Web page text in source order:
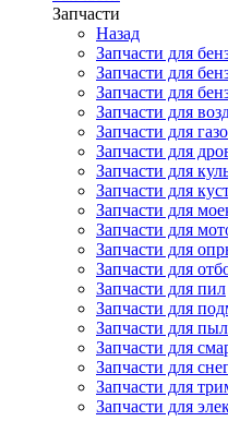
Запчасти
Назад
Запчасти для
Запчасти для
Запчасти для
Запчасти для
Запчасти для
Запчасти для
Запчасти для
Запчасти для
Запчасти для
Запчасти для
Запчасти для
Запчасти для
Запчасти для пил
Запчасти для
Запчасти для
Запчасти для
Запчасти для
Запчасти для
Запчасти для